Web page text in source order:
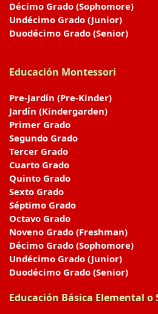
Décimo Grado (Sophomore)
Undécimo Grado (Junior)
Duodécimo Grado (Senior)
Educación Montessori
Pre-Jardín (Pre-Kinder)
Jardín (Kindergarden)
Primer Grado
Segundo Grado
Tercer Grado
Cuarto Grado
Quinto Grado
Sexto Grado
Séptimo Grado
Octavo Grado
Noveno Grado (Freshman)
Décimo Grado (Sophomore)
Undécimo Grado (Junior)
Duodécimo Grado (Senior)
Educación Básica Elemental o